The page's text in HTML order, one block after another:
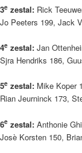
3e zestal: Rick
Jo Peeters 199, Jack
4e zestal: Jan
Sjra Hendriks 186,
5e zestal: Mike Koper
Rian Jeurninck 173,
6e zestal: Anthonie
Josè Korsten 150,